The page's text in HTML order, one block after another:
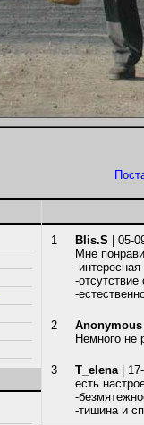
1 Blis.S | 05-
Мне
-
-отсутствие
-
2 Anonymous
Немного не
3 T_elena| 17-
есть
-
-тишина и